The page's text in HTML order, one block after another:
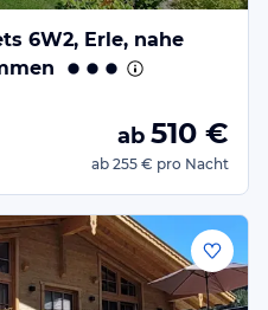
6W2, Erle, nahe
ab 510 €
ab 255 € pro Nacht